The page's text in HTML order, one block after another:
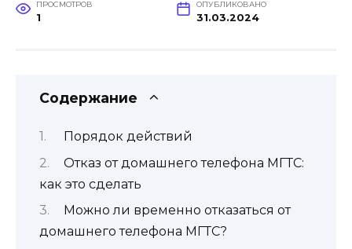
ПРОСМОТРОВ
1
ОПУБЛИКОВАНО
31.03.2024
Содержание
Порядок действий
Отказ от домашнего телефона МГТС:
как это сделать
Можно ли временно отказаться от
домашнего телефона МГТС?